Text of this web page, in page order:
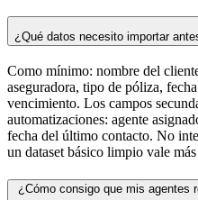
¿Qué datos necesito importar
Como mínimo: nombre del
aseguradora, tipo de póliza,
vencimiento. Los campos
automatizaciones: agente
fecha del último contacto. No
un dataset básico limpio vale
¿Cómo consigo que mis agentes